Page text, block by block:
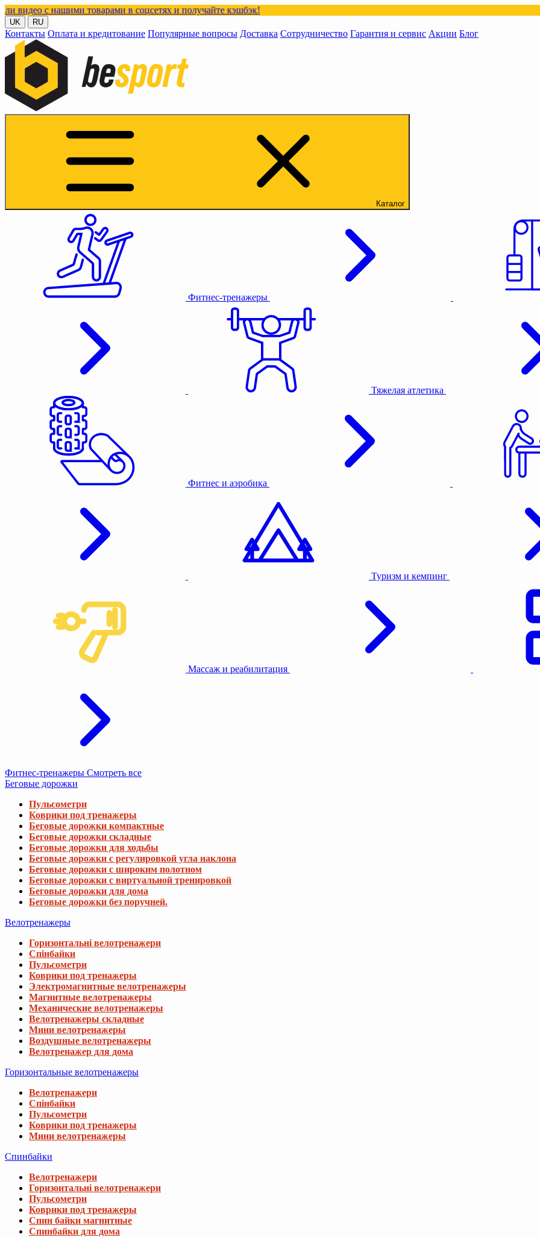
нашими товарами в соцсетях и получайте кэшбэк!
UK RU
Контакты Оплата и кредитование Популярные вопросы Доставка Сотрудничество Гарантия и сервис Акции Блог
Каталог
Фитнес-тренажеры
Тяжелая атлетика
Фитнес и аэробика
Туризм и кемпинг
Массаж и реабилитация
Фитнес-тренажеры Смотреть все
Беговые дорожки
Пульсометри
Коврики под тренажеры
Беговые дорожки компактные
Беговые дорожки складные
Беговые дорожки для ходьбы
Беговые дорожки с регулировкой угла наклона
Беговые дорожки с широким полотном
Беговые дорожки с виртуальной тренировкой
Беговые дорожки для дома
Беговые дорожки без поручней.
Велотренажеры
Горизонтальні велотренажери
Спінбайки
Пульсометри
Коврики под тренажеры
Электромагнитные велотренажеры
Магнитные велотренажеры
Механические велотренажеры
Велотренажеры складные
Мини велотренажеры
Воздушные велотренажеры
Велотренажер для дома
Горизонтальные велотренажеры
Велотренажери
Спінбайки
Пульсометри
Коврики под тренажеры
Мини велотренажеры
Спинбайки
Велотренажери
Горизонтальні велотренажери
Пульсометри
Коврики под тренажеры
Спин байки магнитные
Спинбайки для дома